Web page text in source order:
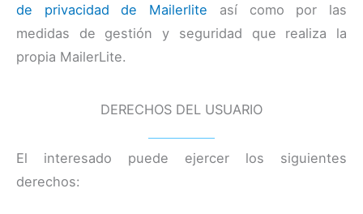
de privacidad de Mailerlite así como por las
medidas de gestión y seguridad que realiza la
propia MailerLite.
DERECHOS DEL USUARIO
El interesado puede ejercer los siguientes
derechos: